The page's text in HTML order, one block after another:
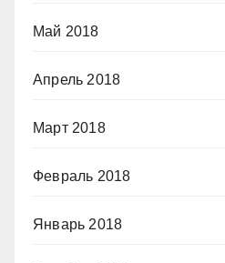
Май 2018
Апрель 2018
Март 2018
Февраль 2018
Январь 2018